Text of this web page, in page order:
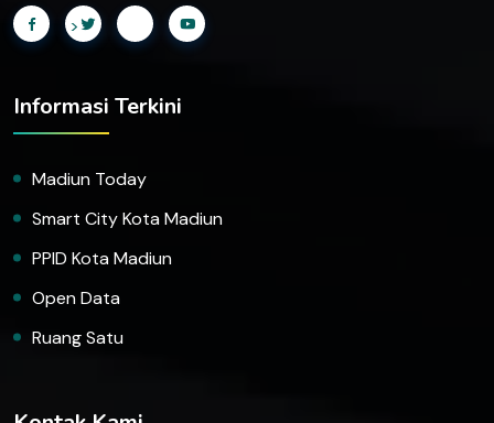
>
Informasi Terkini
Madiun Today
Smart City Kota Madiun
PPID Kota Madiun
Open Data
Ruang Satu